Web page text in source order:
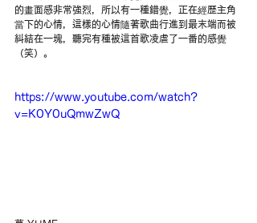
的畫面感非常強烈，所以有一種錯覺，正在經歷主角
當下的心情，這樣的心情隨著歌曲行進到最末端而被
糾結在一塊，聽完有種被這首歌凌虐了一番的感覺
（笑）。
https://www.youtube.com/watch?
v=K0Y0uQmwZwQ